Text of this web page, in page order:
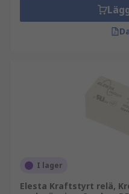
I lager
Elesta Kraftstyrt relä,